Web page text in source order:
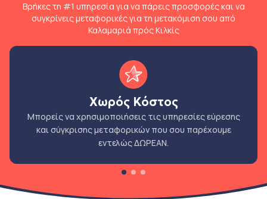
Βρήκες τη #1 υπηρεσία για να πάρεις προσφορές και να
συγκρίνεις μεταφορικές για τη μετακόμιση σου από
Καλαμαριά πρός Κιλκίς
Χωρός Κόστος
Μπορείς να χρησιμοποιήσεις τις υπηρεσίες εύρεσης
και σύγκρισης μεταφορικών που σου παρέχουμε
εντελώς ΔΩΡΕΑΝ.